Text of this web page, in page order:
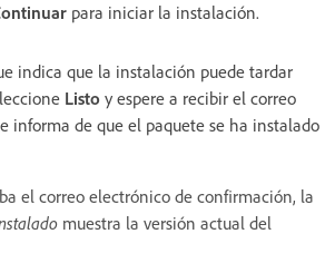
para iniciar la instalación.
indica que la instalación puede tardar
Listo y espere a recibir el correo
informa de que el paquete se ha instalado
el correo electrónico de confirmación, la
muestra la versión actual del